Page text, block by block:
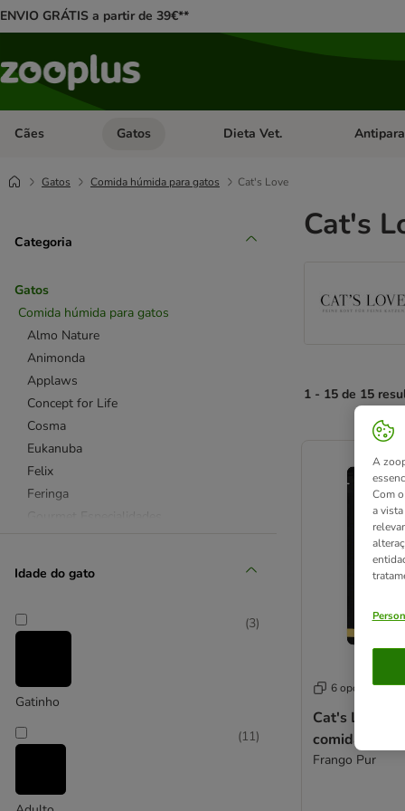
ENVIO GRÁTIS a partir de 39€**
Cães Abrir menu de categoria: Cães
Gatos Abrir menu de categoria: Gatos
Dieta Vet. Abrir
Gatos Comida húmida para gatos Cat's Love
Categoria
Gatos
Comida húmida para gatos
Almo Nature
Animonda
Applaws
Concept for Life
Cosma
Eukanuba
Felix
Feringa
Royal Canin Feline
Schesir
Whiskas
Affinity Advance Veterinary Diets
Hill's Prescription Diet
Idade do gato
Gatinho
(3)
(11)
Cat's
1 - 15 de 15
product items
6 opções
Cat's Love 12
comida
Frango Pur
A
Com
a